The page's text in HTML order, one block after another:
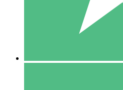
10
US$15